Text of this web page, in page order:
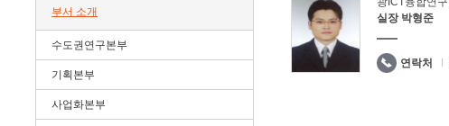
부서 소개
수도권연구본부
기획본부
사업화본부
실장 박형준
연락처